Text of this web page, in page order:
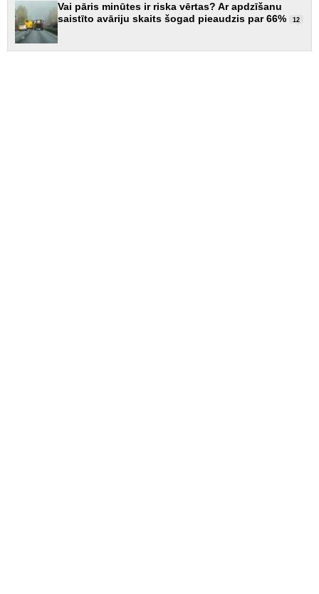
Vai pāris minūtes ir riska vērtas? Ar apdzīšanu
saistīto avāriju skaits šogad pieaudzis par 66%
12